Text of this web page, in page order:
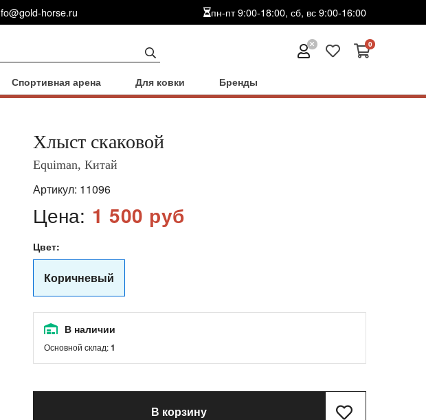
horse.ru пн-пт 9:00-18:00, сб, вс 9:00-16:00
0
Спортивная арена Для ковки Бренды
Хлыст скаковой
Equiman, Китай
Артикул: 11096
Цена: 1 500 руб
Цвет:
Коричневый
В наличии
Основной склад:1
В корзину